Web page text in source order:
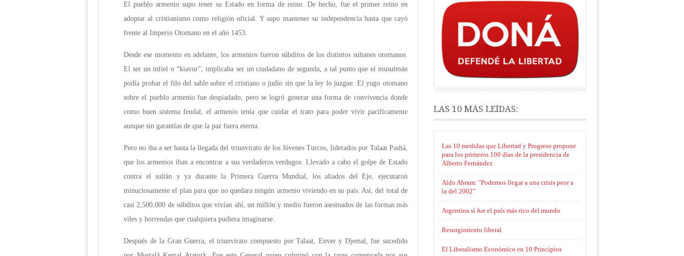
El pueblo armenio supo tener su Estado en forma de reino. De hecho, fue el primer reino en
adoptar al cristianismo como religión oficial. Y supo mantener su independencia hasta que cayó
frente al Imperio Otomano en el año 1453.
Desde ese momento en adelante, los armenios fueron súbditos de los distintos sultanes otomanos.
El ser un infiel o “kiavur”, implicaba ser un ciudadano de segunda, a tal punto que el musulmán
podía probar el filo del sable sobre el cristiano o judío sin que la ley lo juzgue. El yugo otomano
sobre el pueblo armenio fue despiadado, pero se logró generar una forma de convivencia donde
como buen sistema feudal, el armenio tenía que cuidar el trato para poder vivir pacíficamente
aunque sin garantías de que la paz fuera eterna.
Pero no iba a ser hasta la llegada del triunvirato de los Jóvenes Turcos, liderados por Talaat Pashá,
que los armenios iban a encontrar a sus verdaderos verdugos. Llevado a cabo el golpe de Estado
contra el sultán y ya durante la Primera Guerra Mundial, los aliados del Eje, ejecutaron
minuciosamente el plan para que no quedara ningún armenio viviendo en su país. Así, del total de
casi 2,500,000 de súbditos que vivían ahí, un millón y medio fueron asesinados de las formas más
viles y horrendas que cualquiera pudiera imaginarse.
Después de la Gran Guerra, el triunvirato compuesto por Talaat, Enver y Djemal, fue sucedido
LAS 10 MÁS LEÍDAS:
Las 10 medidas que Libertad y Progreso propone
para los primeros 100 días de la presidencia de
Alberto Fernández
Aldo Abram: "Podemos llegar a una crisis peor a
la del 2002"
Argentina sí fue el país más rico del mundo
Resurgimiento liberal
El Liberalismo Económico en 10 Principios